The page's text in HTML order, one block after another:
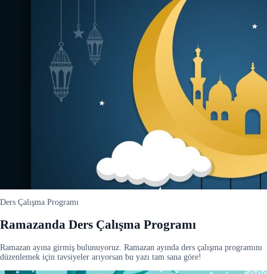
Ders Çalışma Programı
Ramazanda Ders Çalışma Programı
Ramazan ayına girmiş bulunuyoruz. Ramazan ayında ders çalışma programını
düzenlemek için tavsiyeler arıyorsan bu yazı tam sana göre!